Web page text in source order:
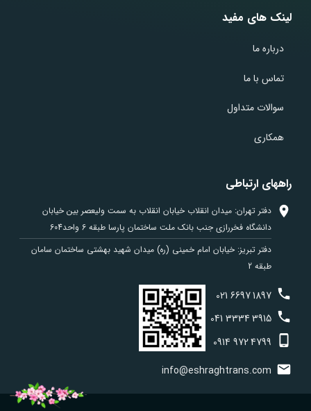
لینک های مفید
درباره ما
تماس با ما
سوالات متداول
همکاری
راههای ارتباطی
دفتر تهران: میدان انقلاب خیابان انقلاب به سمت ولیعصر بین خیابان
دانشگاه فخررازی جنب بانک ملت ساختمان پارسا طبقه 6 واحد604
دفتر تبریز: خیابان امام خمینی (ره) میدان شهید بهشتی ساختمان سامان
طبقه 2
021 66971897
041 33343915
0914 9724799
info@eshraghtrans.com